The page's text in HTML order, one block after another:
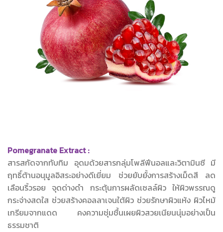
Pomegranate Extract :
สารสกัดจากทับทิม อุดมด้วยสารกลุ่มโพลีฟีนอลและวิตามินซี มี
ฤทธิ์ต้านอนุมูลอิสระอย่างดีเยี่ยม ช่วยยับยั้งการสร้างเม็ดสี ลด
เลือนริ้วรอย จุดด่างดำ กระตุ้นการผลัดเซลล์ผิว ให้ผิวพรรณดู
กระจ่างสดใส ช่วยสร้างคอลลาเจนใต้ผิว ช่วยรักษาผิวแห้ง ผิวไหม้
เกรียมจากแดด คงความชุ่มชื้นเผยผิวสวยเนียนนุ่มอย่างเป็น
ธรรมชาติ